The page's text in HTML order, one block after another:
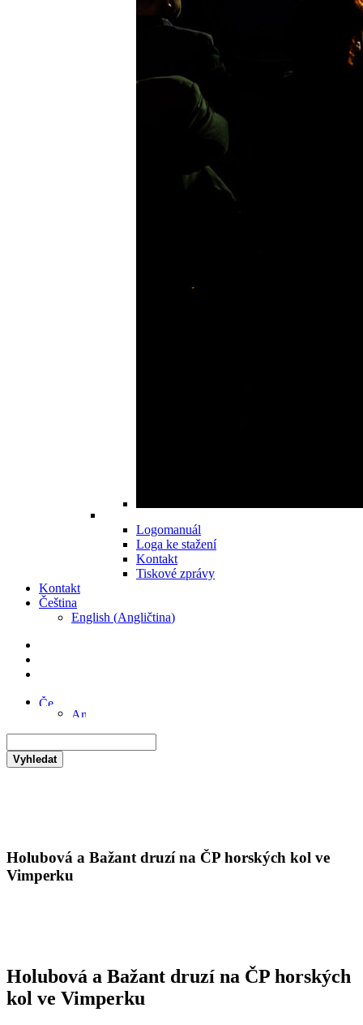
Logomanuál
Loga ke stažení
Kontakt
Tiskové zprávy
Kontakt
Čeština
English (Angličtina)
Vyhledat
Holubová a Bažant druzí na ČP horských kol ve
Vimperku
Holubová a Bažant druzí na ČP horských
kol ve Vimperku